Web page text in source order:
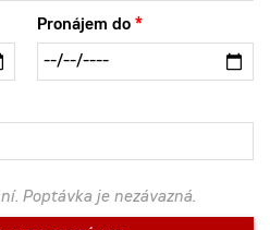
Pronájem do
Poptávka je nezávazná.